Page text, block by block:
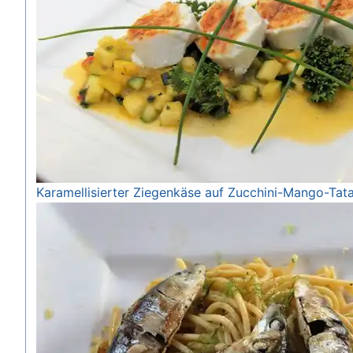
Karamellisierter Ziegenkäse auf Zucchini-Mango-